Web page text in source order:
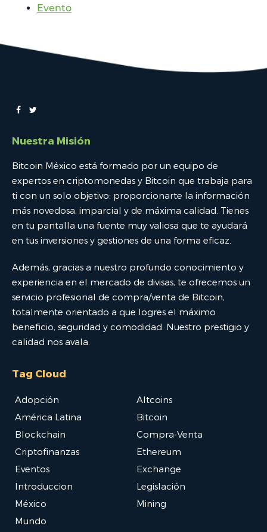
Evento
Nuestra Misión
Bitcoin México está formado por un equipo de
expertos en criptomonedas y Bitcoin que trabaja para
ti con un solo objetivo: proporcionarte la información
más novedosa, imparcial y de máxima calidad. Tienes
en tu pantalla una fuente muy valiosa que te ayudará
en tus inversiones y gestiones de una forma eficaz.
Además, gracias a nuestro profundo conocimiento y
experiencia en el mercado de divisas, te ofrecemos un
servicio profesional de compra/venta de Bitcoin,
totalmente orientado a que logres el máximo
beneficio, seguridad y comodidad. Nuestro prestigio y
calidad nos avala.
Tag Cloud
Adopción
Altcoins
América Latina
Bitcoin
Blockchain
Compra-Venta
Criptofinanzas
Ethereum
Eventos
Exchange
Introduccion
Legislación
México
Mining
Mundo